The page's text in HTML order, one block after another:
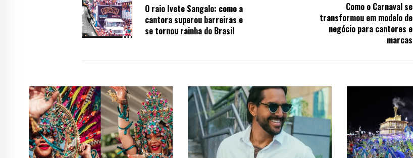
O raio Ivete Sangalo: como a
cantora superou barreiras e
se tornou rainha do Brasil
Como o Carnaval se
transformou em modelo de
negócio para cantores e
marcas